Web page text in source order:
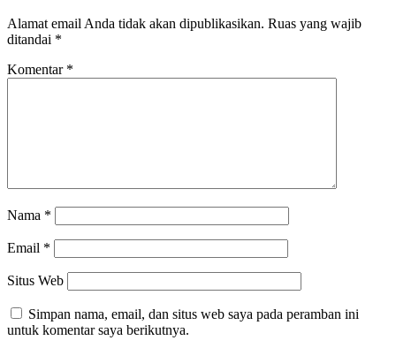
Alamat email Anda tidak akan dipublikasikan. Ruas yang wajib
ditandai *
Komentar *
Nama *
Email *
Situs Web
Simpan nama, email, dan situs web saya pada peramban ini
untuk komentar saya berikutnya.